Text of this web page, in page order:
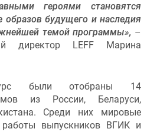
героями становятся
будущего и наследия
темой программы», –
директор LEFF Марина
были отобраны 14
из России, Беларуси,
Среди них мировые
выпускников ВГИК и